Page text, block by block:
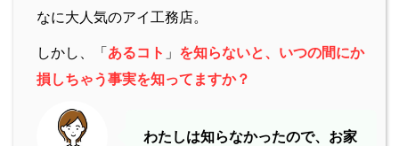
なに大人気のアイ工務店。
しかし、「あるコト 」 を知らないと、いつの間にか
損しちゃう事実を知ってますか？
わたしは知らなかったので、お家